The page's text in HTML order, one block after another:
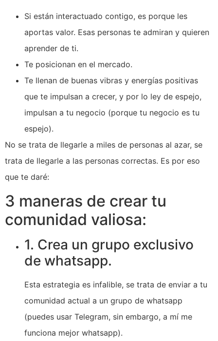
Si están interactuado contigo, es porque les
aportas valor. Esas personas te admiran y quieren
aprender de ti.
Te posicionan en el mercado.
Te llenan de buenas vibras y energías positivas
que te impulsan a crecer, y por lo ley de espejo,
impulsan a tu negocio (porque tu negocio es tu
espejo).
No se trata de llegarle a miles de personas al azar, se
trata de llegarle a las personas correctas. Es por eso
que te daré:
3 maneras de crear tu
comunidad valiosa:
1. Crea un grupo exclusivo
de whatsapp.
Esta estrategia es infalible, se trata de enviar a tu
comunidad actual a un grupo de whatsapp
(puedes usar Telegram, sin embargo, a mí me
funciona mejor whatsapp).